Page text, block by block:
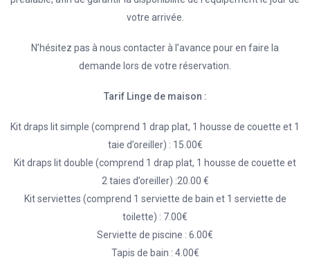
votre arrivée.
N’hésitez pas à nous contacter à l’avance pour en faire la
demande lors de votre réservation.
Tarif Linge de maison :
Kit draps lit simple (comprend 1 drap plat, 1 housse de couette et 1
taie d’oreiller) : 15.00€
Kit draps lit double (comprend 1 drap plat, 1 housse de couette et
2 taies d’oreiller) :20.00 €
Kit serviettes (comprend 1 serviette de bain et 1 serviette de
toilette) : 7.00€
Serviette de piscine : 6.00€
Tapis de bain : 4.00€